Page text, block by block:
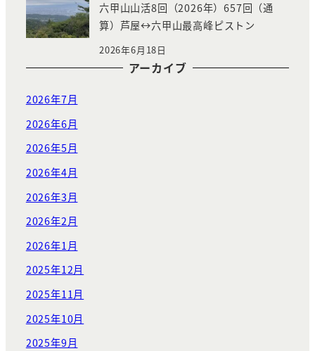
六甲山山活8回（2026年）657回（通
算）芦屋↔︎六甲山最高峰ピストン
2026年6月18日
アーカイブ
2026年7月
2026年6月
2026年5月
2026年4月
2026年3月
2026年2月
2026年1月
2025年12月
2025年11月
2025年10月
2025年9月